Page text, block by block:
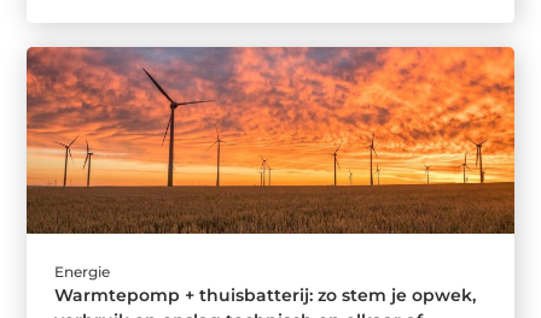
Energie
Warmtepomp + thuisbatterij: zo stem je opwek,